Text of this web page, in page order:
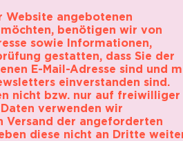
Website angebotenen
benötigen wir von
sowie Informationen,
gestatten, dass Sie der
E-Mail-Adresse sind und
einverstanden sind.
nicht bzw. nur auf freiwilliger
verwenden wir
Versand der angeforderten
diese nicht an Dritte